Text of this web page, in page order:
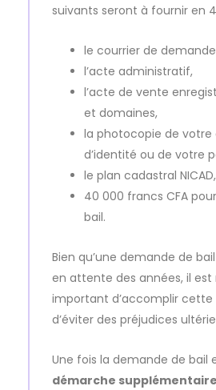
suivants seront à fournir en
le courrier de
l’acte administratif,
l’acte de vente
et domaines,
la photocopie de
d’identité ou de votre
le plan cadastral NICAD,
40 000 francs CFA
bail.
Bien qu’une demande de
en attente des années, il est
important d’accomplir
d’éviter des préjudices
Une fois la demande de bail
démarche